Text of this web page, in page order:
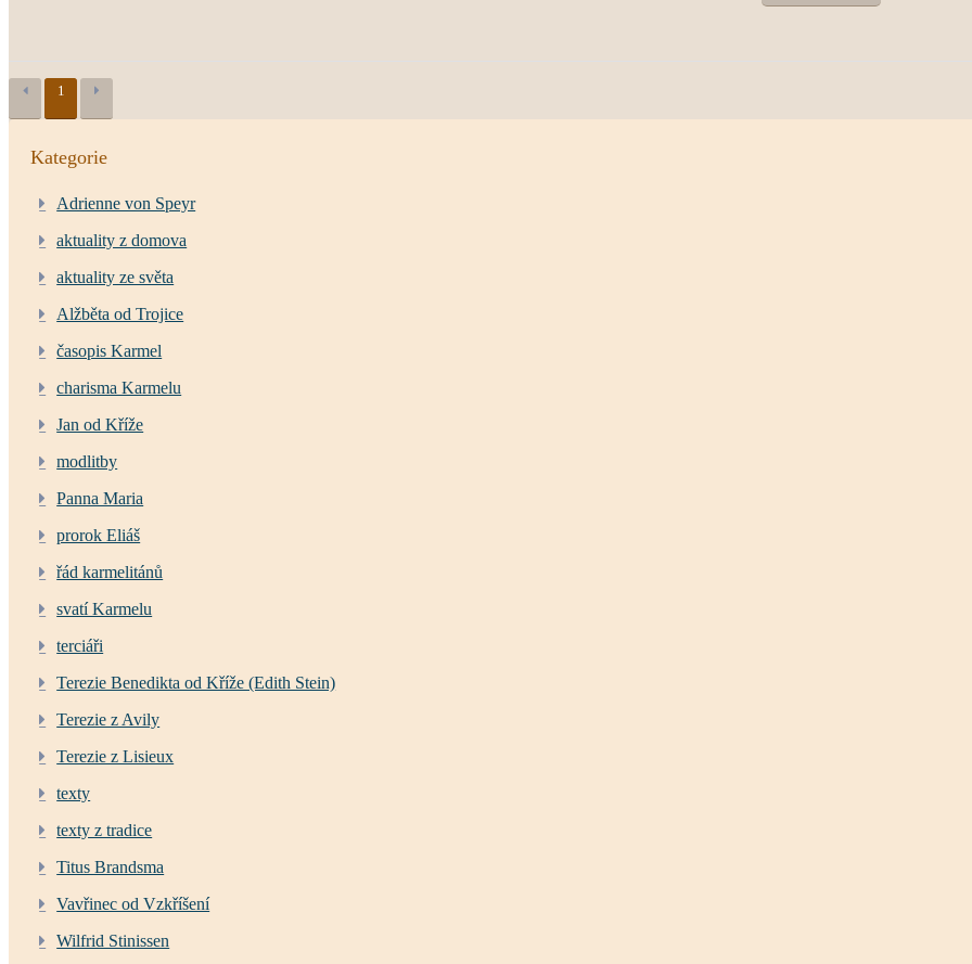
1
Kategorie
Adrienne von Speyr
aktuality z domova
aktuality ze světa
Alžběta od Trojice
časopis Karmel
charisma Karmelu
Jan od Kříže
modlitby
Panna Maria
prorok Eliáš
řád karmelitánů
svatí Karmelu
terciáři
Terezie Benedikta od Kříže (Edith Stein)
Terezie z Avily
Terezie z Lisieux
texty
texty z tradice
Titus Brandsma
Vavřinec od Vzkříšení
Wilfrid Stinissen